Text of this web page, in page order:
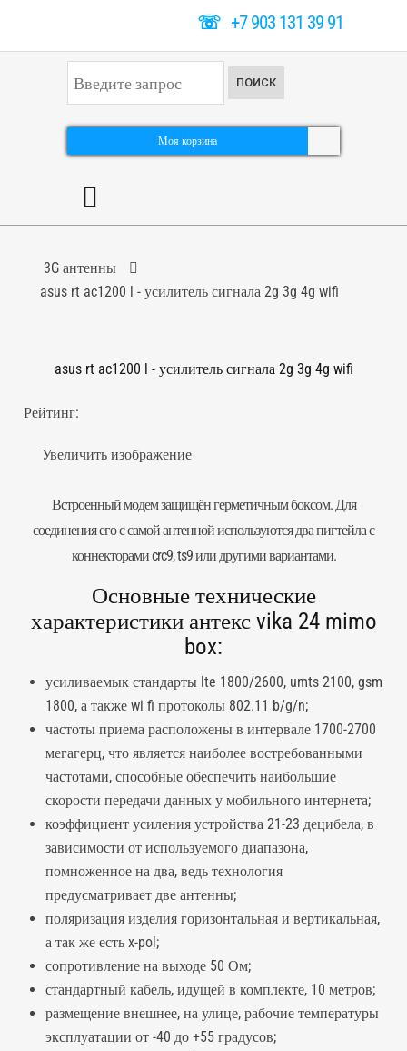
☏+7 903 131 39 91
к
а
ь
ПОИСК
Моя корзина
3G антенны
asus rt ac1200 l - усилитель сигнала 2g 3g 4g wifi
asus rt ac1200 l - усилитель сигнала 2g 3g 4g wifi
Рейтинг:
Увеличить изображение
Встроенныймодемзащищён герметичным боксом. Для
соединения его с самой антенной используются два пигтейла с
коннекторами crc9, ts9 или другими вариантами.
Основные технические
характеристики антекс vika 24 mimo
box:
усиливаемык стандарты lte 1800/2600, umts 2100, gsm
1800, а также wi fi протоколы 802.11 b/g/n;
частоты приема расположены в интервале 1700-2700
мегагерц, что является наиболее востребованными
частотами, способные обеспечить наибольшие
скорости передачи данных у мобильного интернета;
коэффициент усиления устройства 21-23 децибела, в
зависимости от используемого диапазона,
помноженное на два, ведь технология
предусматривает две антенны;
поляризация изделия горизонтальная и вертикальная,
а так же есть x-pol;
сопротивление на выходе 50 Ом;
стандартный кабель, идущей в комплекте, 10 метров;
размещение внешнее, на улице, рабочие температуры
эксплуатации от -40 до +55 градусов;